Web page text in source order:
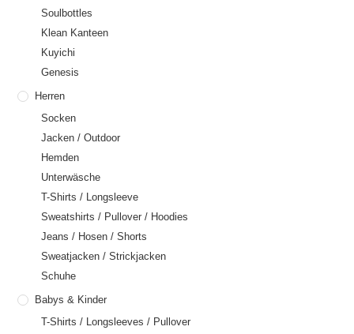
Soulbottles
Klean Kanteen
Kuyichi
Genesis
Herren
Socken
Jacken / Outdoor
Hemden
Unterwäsche
T-Shirts / Longsleeve
Sweatshirts / Pullover / Hoodies
Jeans / Hosen / Shorts
Sweatjacken / Strickjacken
Schuhe
Babys & Kinder
T-Shirts / Longsleeves / Pullover